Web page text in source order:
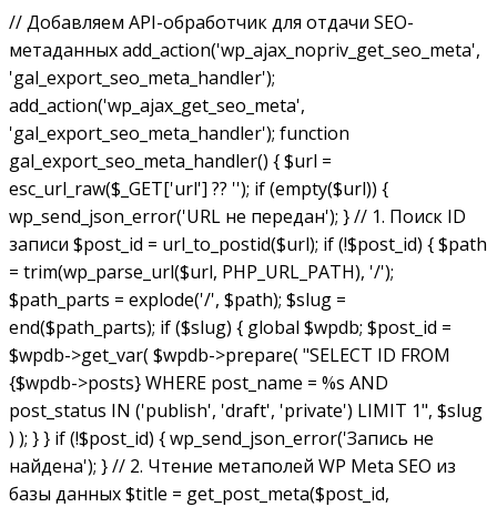
// Добавляем API-обработчик для отдачи SEO-
метаданных add_action('wp_ajax_nopriv_get_seo_meta',
'gal_export_seo_meta_handler');
add_action('wp_ajax_get_seo_meta',
'gal_export_seo_meta_handler'); function
gal_export_seo_meta_handler() { $url =
esc_url_raw($_GET['url'] ?? ''); if (empty($url)) {
wp_send_json_error('URL не передан'); } // 1. Поиск ID
записи $post_id = url_to_postid($url); if (!$post_id) { $path
= trim(wp_parse_url($url, PHP_URL_PATH), '/');
$path_parts = explode('/', $path); $slug =
end($path_parts); if ($slug) { global $wpdb; $post_id =
$wpdb->get_var( $wpdb->prepare( "SELECT ID FROM
{$wpdb->posts} WHERE post_name = %s AND
post_status IN ('publish', 'draft', 'private') LIMIT 1", $slug
) ); } } if (!$post_id) { wp_send_json_error('Запись не
найдена'); } // 2. Чтение метаполей WP Meta SEO из
базы данных $title = get_post_meta($post_id,